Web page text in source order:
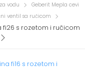
vodu
Geberit Mepla cevi
ventil sa ručicom
s rozetom i ručicom